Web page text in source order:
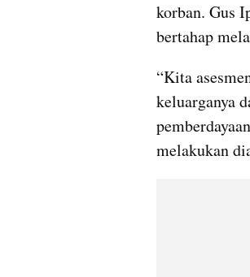
korban. Gus
bertahap
“Kita
keluarganya
melakukan